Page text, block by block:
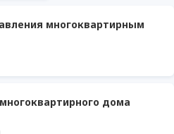
многоквартирным
дома